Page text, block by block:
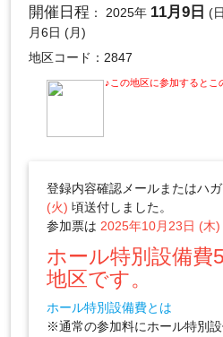
開催日程 ： 2025年 11月9日 (
月6日 (月)
地区コード：2847
♪この地区に参加するとこ
登録内容確認メールまたはハ
(火) 頃送付しました。
参加票は 2025年10月23日 (木)
ホール特別設備費
地区です。
ホール特別設備費とは
※通常の参加料にホール特別